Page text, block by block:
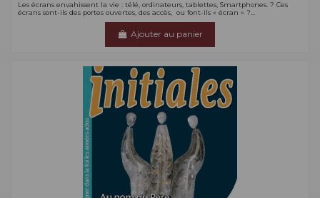
Les écrans envahissent la vie : télé, ordinateurs, tablettes, Smartphones. ? Ces
écrans sont-ils des portes ouvertes, des accès, ou font-ils « écran » ?...
Ajouter au panier